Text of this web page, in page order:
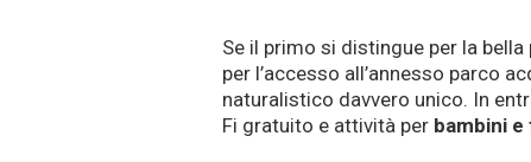
Se il primo si distingue per la bella
per l’accesso all’annesso parco
naturalistico davvero unico. In
Fi gratuito e attività per bambini e